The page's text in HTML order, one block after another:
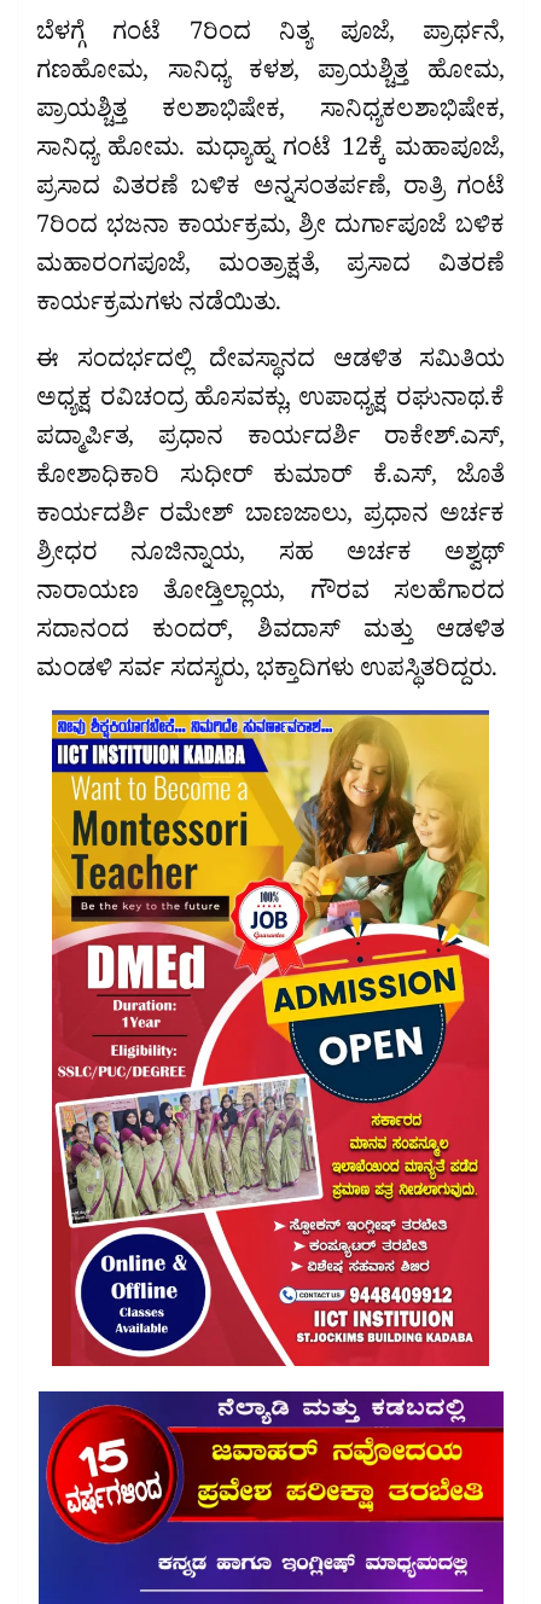
ಬೆಳಗ್ಗೆ ಗಂಟೆ 7ರಿಂದ ನಿತ್ಯ ಪೂಜೆ, ಪ್ರಾರ್ಥನೆ,
ಗಣಹೋಮ, ಸಾನಿಧ್ಯ ಕಳಶ, ಪ್ರಾಯಶ್ಚಿತ್ತ ಹೋಮ,
ಪ್ರಾಯಶ್ಚಿತ್ತ ಕಲಶಾಭಿಷೇಕ, ಸಾನಿಧ್ಯಕಲಶಾಭಿಷೇಕ,
ಸಾನಿಧ್ಯ ಹೋಮ. ಮಧ್ಯಾಹ್ನ ಗಂಟೆ 12ಕ್ಕೆ ಮಹಾಪೂಜೆ,
ಪ್ರಸಾದ ವಿತರಣೆ ಬಳಿಕ ಅನ್ನಸಂತರ್ಪಣೆ, ರಾತ್ರಿ ಗಂಟೆ
7ರಿಂದ ಭಜನಾ ಕಾರ್ಯಕ್ರಮ, ಶ್ರೀ ದುರ್ಗಾಪೂಜೆ ಬಳಿಕ
ಮಹಾರಂಗಪೂಜೆ, ಮಂತ್ರಾಕ್ಷತೆ, ಪ್ರಸಾದ ವಿತರಣೆ
ಕಾರ್ಯಕ್ರಮಗಳು ನಡೆಯಿತು.
ಈ ಸಂದರ್ಭದಲ್ಲಿ ದೇವಸ್ಥಾನದ ಆಡಳಿತ ಸಮಿತಿಯ
ಅಧ್ಯಕ್ಷ ರವಿಚಂದ್ರ ಹೊಸವಕ್ಲು, ಉಪಾಧ್ಯಕ್ಷ ರಘುನಾಥ.ಕೆ
ಪದ್ಮಾರ್ಪಿತ, ಪ್ರಧಾನ ಕಾರ್ಯದರ್ಶಿ ರಾಕೇಶ್.ಎಸ್,
ಕೋಶಾಧಿಕಾರಿ ಸುಧೀರ್ ಕುಮಾರ್ ಕೆ.ಎಸ್, ಜೊತೆ
ಕಾರ್ಯದರ್ಶಿ ರಮೇಶ್ ಬಾಣಜಾಲು, ಪ್ರಧಾನ ಅರ್ಚಕ
ಶ್ರೀಧರ ನೂಜಿನ್ನಾಯ, ಸಹ ಅರ್ಚಕ ಅಶ್ವಥ್
ನಾರಾಯಣ ತೋಡ್ತಿಲ್ಲಾಯ, ಗೌರವ ಸಲಹೆಗಾರದ
ಸದಾನಂದ ಕುಂದರ್, ಶಿವದಾಸ್ ಮತ್ತು ಆಡಳಿತ
ಮಂಡಳಿ ಸರ್ವ ಸದಸ್ಯರು, ಭಕ್ತಾದಿಗಳು ಉಪಸ್ಥಿತರಿದ್ದರು.